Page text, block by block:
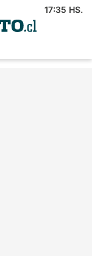
17:35 HS.